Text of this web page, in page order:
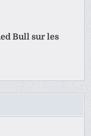
Bull sur les